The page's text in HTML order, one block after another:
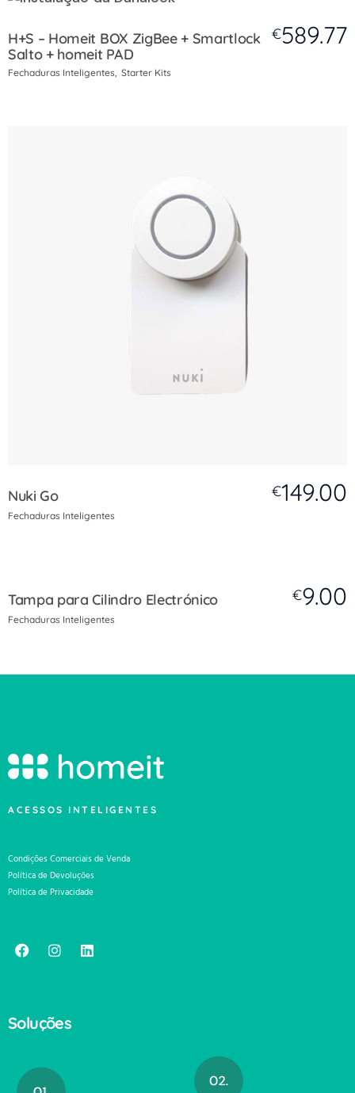
H+S – Homeit BOX ZigBee + Smartlock
Salto + homeit PAD
€589.77
Fechaduras Inteligentes Starter Kits
Nuki Go €149.00
Fechaduras Inteligentes
Tampa para Cilindro Electrónico €9.00
Fechaduras Inteligentes
ACESSOS INTELIGENTES
Condições Comerciais de Venda
Política de Devoluções
Política de Privacidade
Soluções